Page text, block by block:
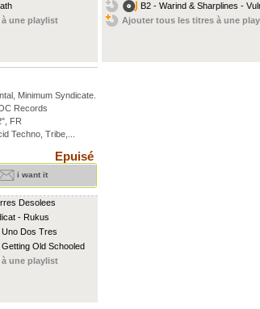
une playlist
B2 - Warind & Sharplines -
Ajouter tous les titres à une
Minimum Syndicate
Records
FR
Techno, Tribe,...
Epuisé
i want it
Desolees
- Rukus
Dos Tres
Old Schooled
une playlist